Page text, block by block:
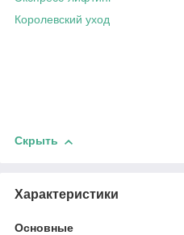
Королевский уход
Скрыть
Характеристики
Основные